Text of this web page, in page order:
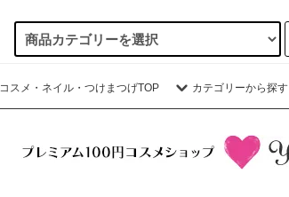
スメ・ネイル・つけまつげTOP カテゴリーから探す